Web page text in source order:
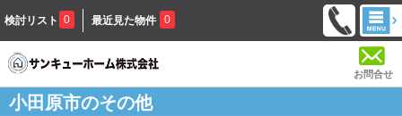
検討リスト 0 最近見た物件 0
お問合せ
小田原市のその他